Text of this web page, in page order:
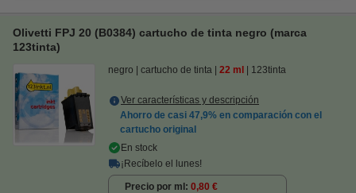
Olivetti FPJ 20 (B0384) cartucho de tinta negro (marca
123tinta)
negro cartucho de tinta 22 ml 123tinta
Ver características y descripción
Ahorro de casi 47,9% en comparación con el
cartucho original
En stock
¡Recíbelo el lunes!
Precio por ml 0,80 €